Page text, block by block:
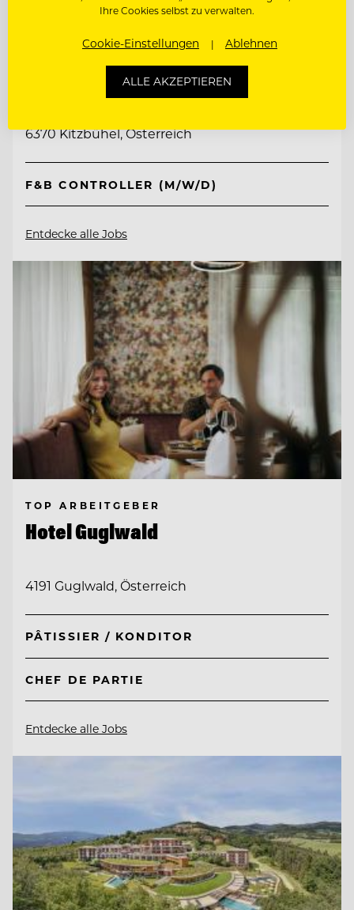
Schlosshotel Kitzbühel
6370 Kitzbühel, Österreich
F&B CONTROLLER (M/W/D)
Entdecke alle Jobs
TOP ARBEITGEBER
Hotel Guglwald
4191 Guglwald, Österreich
PÂTISSIER / KONDITOR
CHEF DE PARTIE
Entdecke alle Jobs
Ihre Cookies selbst zu verwalten.
Cookie-Einstellungen Ablehnen
ALLE AKZEPTIEREN